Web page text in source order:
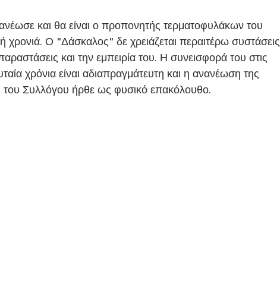
χρονιά. Ο "Δάσκαλος" δε χρειάζεται περαιτέρω συστάσεις
και την εμπειρία του. Η συνεισφορά του στις
χρόνια είναι αδιαπραγμάτευτη και η ανανέωση της
του Συλλόγου ήρθε ως φυσικό επακόλουθο.